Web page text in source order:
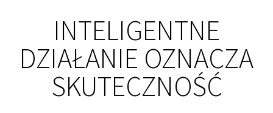
INTELIGENTNE
DZIAŁANIE OZNACZA
SKUTECZNOŚĆ